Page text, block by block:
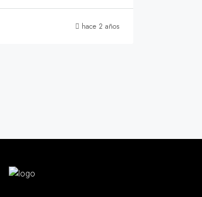
hace 2 años